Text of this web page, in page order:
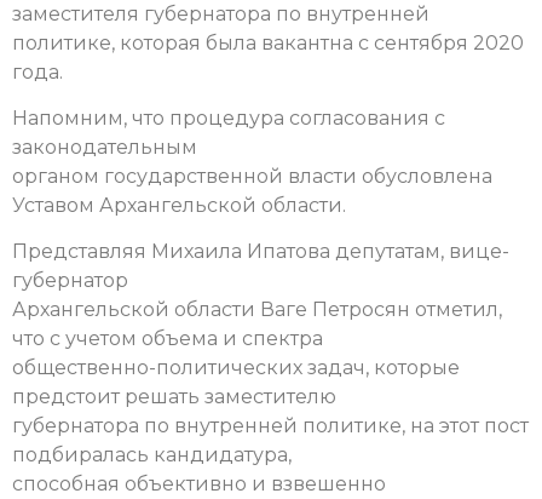
заместителя губернатора по внутренней
политике, которая была вакантна с сентября 2020
года.
Напомним, что процедура согласования с
законодательным
органом государственной власти обусловлена
Уставом Архангельской области.
Представляя Михаила Ипатова депутатам, вице-
губернатор
Архангельской области Ваге Петросян отметил,
что с учетом объема и спектра
общественно-политических задач, которые
предстоит решать заместителю
губернатора по внутренней политике, на этот пост
подбиралась кандидатура,
способная объективно и взвешенно